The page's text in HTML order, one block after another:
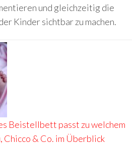
und gleichzeitig die
Kinder sichtbar zu machen.
Beistellbett passt zu welchem
Chicco & Co. im Überblick